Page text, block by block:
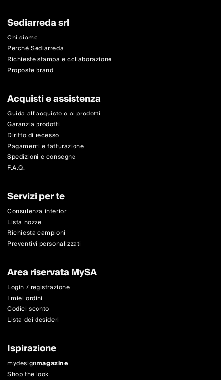
Sediarreda srl
Chi siamo
Perché Sediarreda
Richieste stampa e collaborazione
Proposte brand
Acquisti e assistenza
Guida all'acquisto e ai prodotti
Garanzia prodotti
Diritto di recesso
Pagamenti e fatturazione
Spedizioni e consegne
F.A.Q.
Servizi per te
Consulenza interior
Lista nozze
Richiesta campioni
Preventivi personalizzati
Area riservata MySA
Login / registrazione
I miei ordini
Codici sconto
Lista dei desideri
Ispirazione
mydesignmagazine
Shop the look